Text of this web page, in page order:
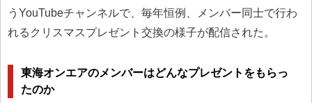
うYouTubeチャンネルで、毎年恒例、メンバー同士で行わ
れるクリスマスプレゼント交換の様子が配信された。
東海オンエアのメンバーはどんなプレゼントをもらっ
たのか